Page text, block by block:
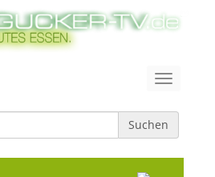
Suchen